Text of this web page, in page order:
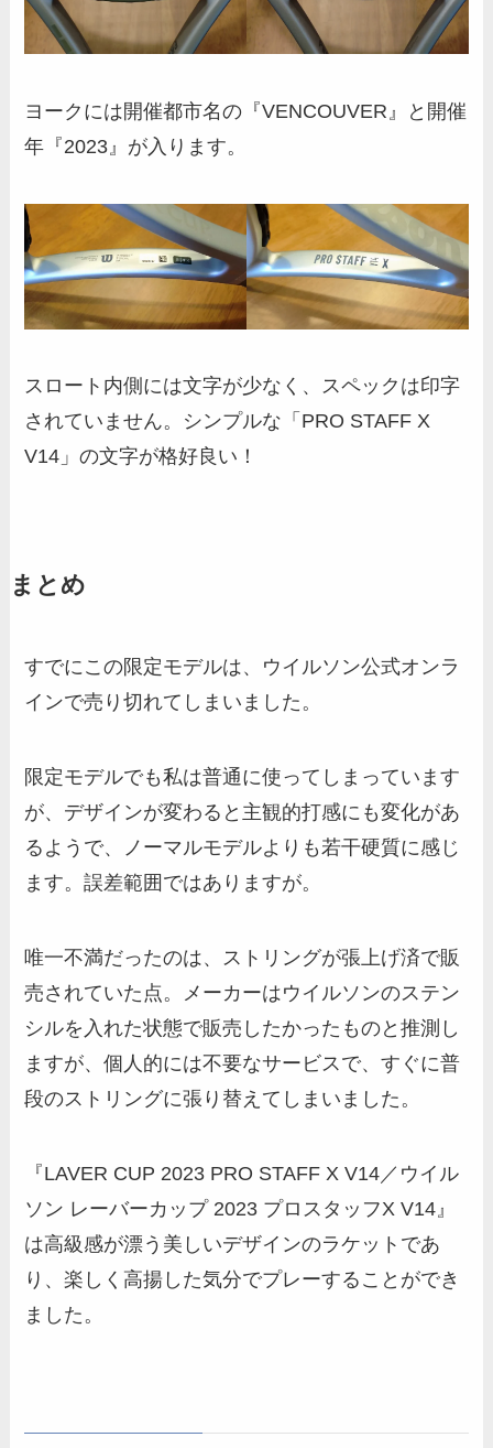
ヨークには開催都市名の『VENCOUVER』と開催
年『2023』が入ります。
スロート内側には文字が少なく、スペックは印字
されていません。シンプルな「PRO STAFF X
V14」の文字が格好良い！
まとめ
すでにこの限定モデルは、ウイルソン公式オンラ
インで売り切れてしまいました。
限定モデルでも私は普通に使ってしまっています
が、デザインが変わると主観的打感にも変化があ
るようで、ノーマルモデルよりも若干硬質に感じ
ます。誤差範囲ではありますが。
唯一不満だったのは、ストリングが張上げ済で販
売されていた点。メーカーはウイルソンのステン
シルを入れた状態で販売したかったものと推測し
ますが、個人的には不要なサービスで、すぐに普
段のストリングに張り替えてしまいました。
『LAVER CUP 2023 PRO STAFF X V14／ウイル
ソン レーバーカップ 2023 プロスタッフX V14』
は高級感が漂う美しいデザインのラケットであ
り、楽しく高揚した気分でプレーすることができ
ました。